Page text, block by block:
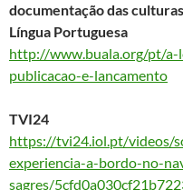
documentação das
Língua Portuguesa
http://www.buala.org/pt/a-
publicacao-e-lancamento
TVI24
https://tvi24.iol.pt/videos/
experiencia-a-bordo-no-
sagres/